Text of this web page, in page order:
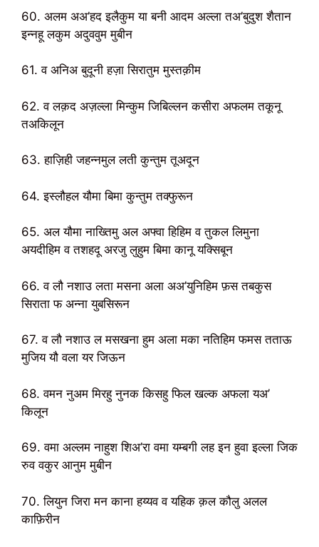
60. अलम अअ’हद इलैकुम या बनी आदम अल्ला तअ’बुदुश शैतान
इन्नहू लकुम अदुववुम मुबीन
61. व अनिअ बुदूनी हज़ा सिरातुम मुस्तक़ीम
62. व लक़द अज़ल्ला मिन्कुम जिबिल्लन कसीरा अफलम तकूनू
तअकिलून
63. हाज़िही जहन्नमुल लती कुन्तुम तूअदून
64. इस्लौहल यौमा बिमा कुन्तुम तक्फुरून
65. अल यौमा नाख्तिमु अल अफ्वा हिहिम व तुकल लिमुना
अयदीहिम व तशहदू अरजु लुहुम बिमा कानू यक्सिबून
66. व लौ नशाउ लता मसना अला अअ’युनिहिम फ़स तबकुस
सिराता फ अन्ना युबसिरून
67. व लौ नशाउ ल मसखना हुम अला मका नतिहिम फमस तताऊ
मुजिय यौ वला यर जिऊन
68. वमन नुअम मिरहु नुनक किसहु फिल खल्क अफला यअ’
किलून
69. वमा अल्लम नाहुश शिअ’रा वमा यम्बगी लह इन हुवा इल्ला जिक
रुव वकुर आनुम मुबीन
70. लियुन जिरा मन काना हय्यव व यहिक क़ल कौलु अलल
काफ़िरीन